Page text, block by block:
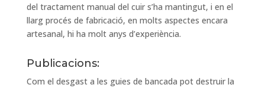
del tractament manual del cuir s’ha mantingut, i en el
llarg procés de fabricació, en molts aspectes encara
artesanal, hi ha molt anys d’experiència.
Publicacions:
Com el desgast a les guies de bancada pot destruir la